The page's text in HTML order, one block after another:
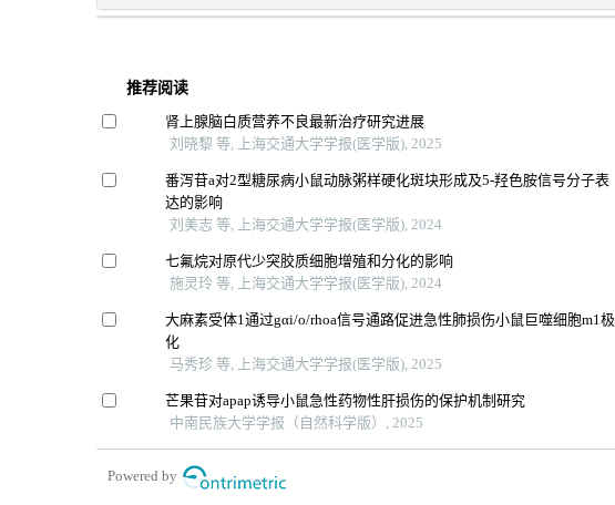
推荐阅读
肾上腺脑白质营养不良最新治疗研究进展
刘晓黎 等, 上海交通大学学报(医学版), 2025
番泻苷a对2型糖尿病小鼠动脉粥样硬化斑块形成及5-羟色胺信号分子表
达的影响
刘美志 等, 上海交通大学学报(医学版), 2024
七氟烷对原代少突胶质细胞增殖和分化的影响
施灵玲 等, 上海交通大学学报(医学版), 2024
大麻素受体1通过gαi/o/rhoa信号通路促进急性肺损伤小鼠巨噬细胞m1极
化
马秀珍 等, 上海交通大学学报(医学版), 2025
芒果苷对apap诱导小鼠急性药物性肝损伤的保护机制研究
中南民族大学学报（自然科学版）, 2025
Powered by